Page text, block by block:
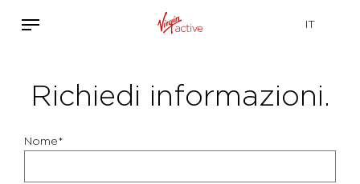
Richiedi informazioni.
Nome*